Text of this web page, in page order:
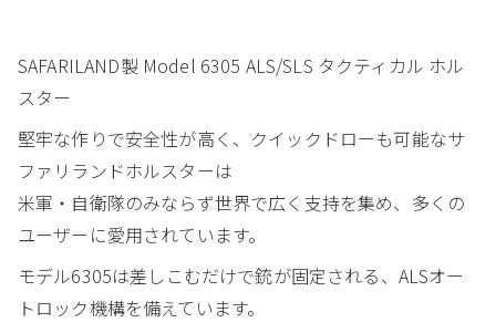
SAFARILAND製 Model 6305 ALS/SLS タクティカル ホル
スター
堅牢な作りで安全性が高く、クイックドローも可能なサ
ファリランドホルスターは
米軍・自衛隊のみならず世界で広く支持を集め、多くの
ユーザーに愛用されています。
モデル6305は差しこむだけで銃が固定される、ALSオー
トロック機構を備えています。